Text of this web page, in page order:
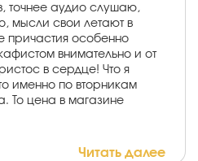
точнее аудио слушаю,
мысли свои летают в
причастия особенно
внимательно и от
в сердце! Что я
именно по вторникам
То цена в магазине
Читать далее